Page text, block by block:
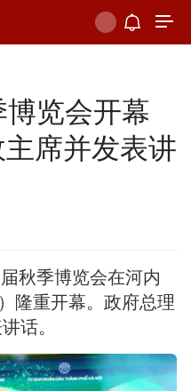
览会开幕
席并发表讲
秋季博览会在河内
隆重开幕。政府总理
话。